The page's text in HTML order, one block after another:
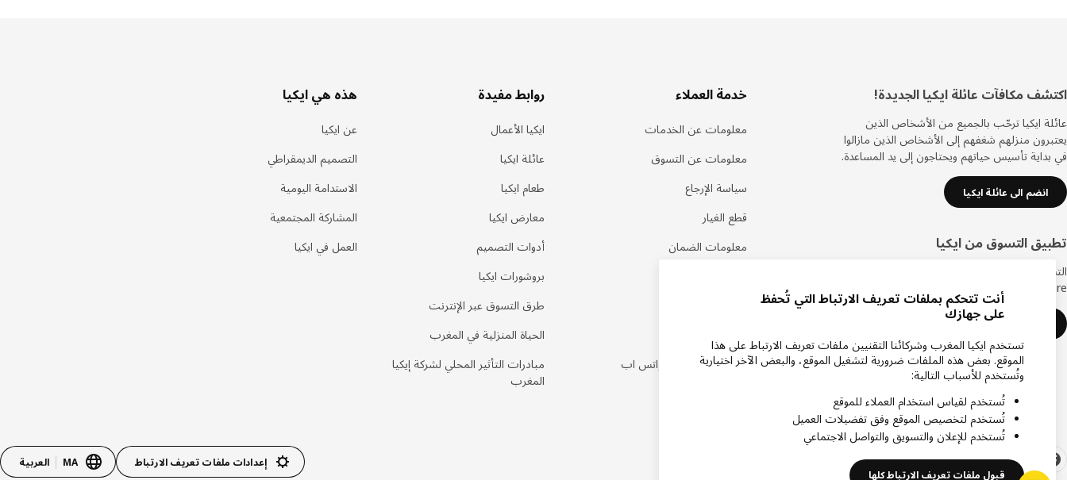
تذييل
اكتشف مكافآت عائلة ايكيا الجديدة!
عائلة ايكيا ترحّب بالجميع من الأشخاص الذين
يعتبرون منزلهم شغفهم إلى الأشخاص الذين مازالوا
في بداية تأسيس حياتهم ويحتاجون إلى يد المساعدة.
انضم الى عائلة ايكيا
تطبيق التسوق من ايكيا
التسوق في ايكيا أصبح أكثر سهولة مع تطبيق متجر
IKEA Store الجديد.
حمل تطبيق ايكيا
خدمة العملاء
معلومات عن الخدمات
معلومات عن التسوق
سياسة الإرجاع
قطع الغيار
معلومات الضمان
خدمة الطلب عبر الواتس اب
روابط مفيدة
ايكيا الأعمال
عائلة ايكيا
طعام ايكيا
معارض ايكيا
أدوات التصميم
بروشورات ايكيا
طرق التسوق عبر الإنترنت
الحياة المنزلية في المغرب
مبادرات التأثير المحلي لشركة إيكيا
المغرب
هذه هي ايكيا
عن ايكيا
التصميم الديمقراطي
الاستدامة اليومية
المشاركة المجتمعية
العمل في ايكيا
إعدادات ملفات تعريف الارتباط MA العربية
أنت تتحكم بملفات تعريف الارتباط التي تُحفظ
على جهازك
تستخدم ايكيا المغرب وشركائنا التقنيين ملفات تعريف الارتباط على هذا
الموقع. بعض هذه الملفات ضرورية لتشغيل الموقع، والبعض الآخر اختيارية
وتُستخدم للأسباب التالية:
تُستخدم لقياس استخدام العملاء للموقع
تُستخدم لتخصيص الموقع وفق تفضيلات العميل
تُستخدم للإعلان والتسويق والتواصل الاجتماعي
قبول ملفات تعريف الارتباط كلها